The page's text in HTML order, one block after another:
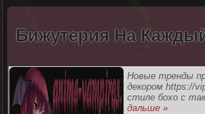
Бижутерия На
Новые тренды
декором https://
стиле бохо с
дальше »